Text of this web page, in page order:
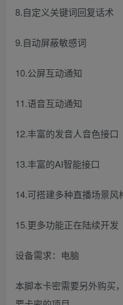
8.自定义关键词回复话术
9.自动屏蔽敏感词
10.公屏互动通知
11.语音互动通知
12.丰富的发音人音色接口
13.丰富的AI智能接口
14.可搭建多种直播场景风
15.更多功能正在陆续开发
设备需求：电脑
本脚本卡密需要另外购买